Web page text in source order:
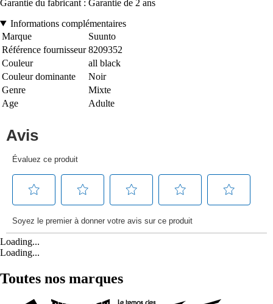
Garantie du fabricant : Garantie de 2 ans
Informations complémentaires
Marque
Suunto
Référence fournisseur 8209352
Couleur
all black
Couleur dominante
Noir
Genre
Mixte
Age
Adulte
Loading...
Loading...
Toutes nos marques